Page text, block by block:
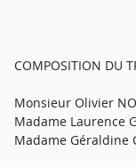
COMPOSITION DU
Monsieur Olivier
Madame Laurence
Madame Géraldine